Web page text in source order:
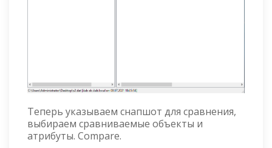
Теперь указываем снапшот для сравнения,
выбираем сравниваемые объекты и
атрибуты. Compare.